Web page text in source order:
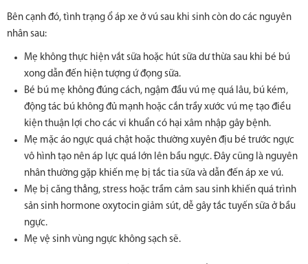
Bên cạnh đó, tình trạng ổ áp xe ở vú sau khi sinh còn do các nguyên
nhân sau:
Mẹ không thực hiện vắt sữa hoặc hút sữa dư thừa sau khi bé bú
xong dẫn đến hiện tượng ứ đọng sữa.
Bé bú mẹ không đúng cách, ngậm đầu vú mẹ quá lâu, bú kém,
động tác bú không đủ mạnh hoặc cắn trầy xước vú mẹ tạo điều
kiện thuận lợi cho các vi khuẩn có hại xâm nhập gây bệnh.
Mẹ mặc áo ngực quá chật hoặc thường xuyên địu bé trước ngực
vô hình tạo nên áp lực quá lớn lên bầu ngực. Đây cũng là nguyên
nhân thường gặp khiến mẹ bị tắc tia sữa và dẫn đến áp xe vú.
Mẹ bị căng thẳng, stress hoặc trầm cảm sau sinh khiến quá trình
sản sinh hormone oxytocin giảm sút, dễ gây tắc tuyến sữa ở bầu
ngực.
Mẹ vệ sinh vùng ngực không sạch sẽ.